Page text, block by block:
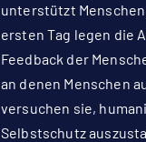
unterstützt
ersten Tag legen die
Feedback der
an denen Menschen
versuchen sie,
Selbstschutz